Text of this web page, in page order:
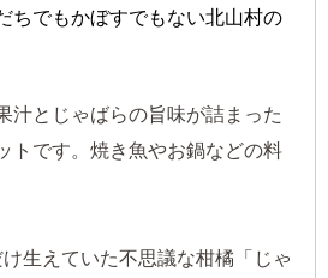
ちでもかぼすでもない北山村の
汁とじゃばらの旨味が詰まった
トです。焼き魚やお鍋などの料
生えていた不思議な柑橘「じゃ